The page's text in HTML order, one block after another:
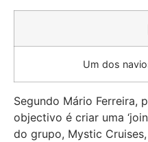
Um dos
Segundo Mário Ferreira,
objectivo é criar uma
do grupo, Mystic